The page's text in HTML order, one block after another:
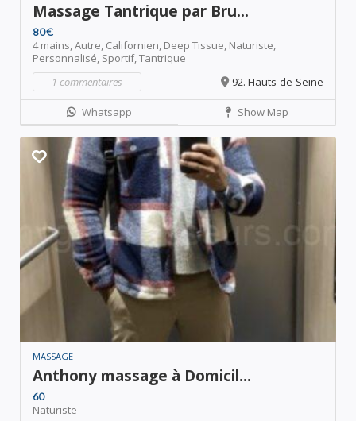
Massage Tantrique par Bru...
80€
4 mains,Autre, Californien, Deep Tissue, Naturiste,
Personnalisé, Sportif,Tantrique
1 commentaires
92. Hauts-de-Seine
Whatsapp Show Map
MASSAGE
Anthony massage à Domicil...
60
Naturiste